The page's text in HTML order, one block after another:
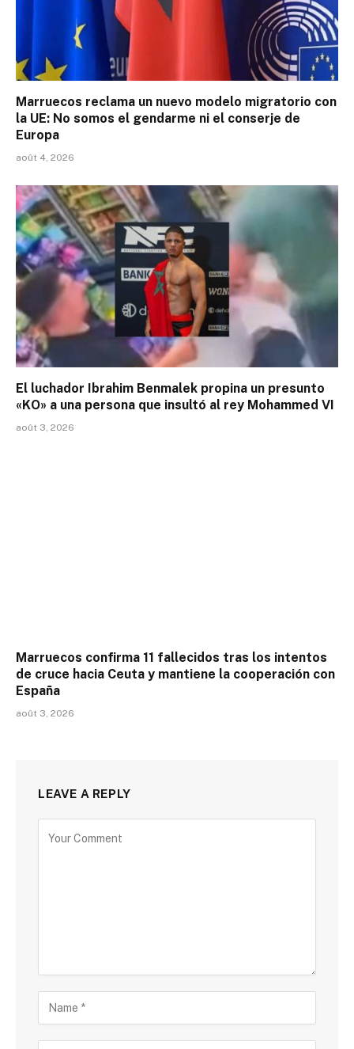
Marruecos reclama un nuevo modelo migratorio con
la UE: No somos el gendarme ni el conserje de
Europa
août 4, 2026
El luchador Ibrahim Benmalek propina un presunto
«KO» a una persona que insultó al rey Mohammed VI
août 3, 2026
Marruecos confirma 11 fallecidos tras los intentos
de cruce hacia Ceuta y mantiene la cooperación con
España
août 3, 2026
LEAVE A REPLY